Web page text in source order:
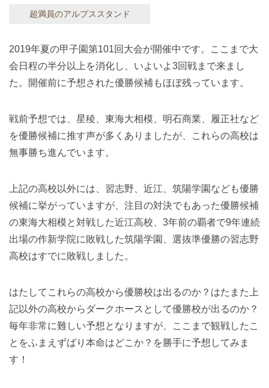
超満員のアルプススタンド
2019年夏の甲子園第101回大会が開催中です。ここまで大
会日程の半分以上を消化し、いよいよ3回戦まで来まし
た。開催前に予想された優勝候補もほぼ残っています。
戦前予想では、星稜、東海大相模、明石商業、履正社など
を優勝候補に推す声が多くありましたが、これらの高校は
無事勝ち進んでいます。
上記の高校以外には、習志野、近江、筑陽学園なども優勝
候補に挙がっていますが、注目の対決でもあった優勝候補
の東海大相模と対戦した近江高校、3年前の覇者で9年連続
出場の作新学院に敗戦した筑陽学園、選抜準優勝の習志野
高校はすでに敗戦しました。
はたしてこれらの高校から優勝校は出るのか？はたまた上
記以外の高校からダークホースとして優勝校が出るのか？
毎年非常に難しい予想となりますが、ここまで観戦したこ
とをふまえずばり本命はどこか？を勝手に予想してみま
す！